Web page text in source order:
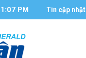
PM Tin cập nhật